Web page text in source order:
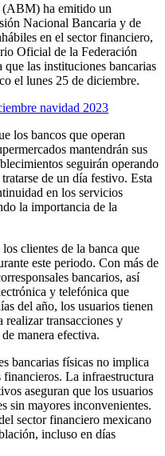
(ABM) ha emitido un
Nacional Bancaria y de
en el sector financiero,
Oficial de la Federación
las instituciones bancarias
el lunes 25 de diciembre.
navidad 2023
los bancos que operan
mantendrán sus
seguirán operando
de un día festivo. Esta
en los servicios
la importancia de la
clientes de la banca que
este periodo. Con más de
bancarios, así
y telefónica que
del año, los usuarios tienen
realizar transacciones y
manera efectiva.
bancarias físicas no implica
La infraestructura
aseguran que los usuarios
sin mayores inconvenientes.
sector financiero mexicano
incluso en días